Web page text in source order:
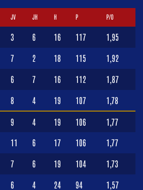
JV JH H P P/O
3 6 16 117 1,95
7 2 18 115 1,92
6 7 16 112 1,87
8 4 19 107 1,78
9 4 19 106 1,77
11 6 17 106 1,77
7 6 19 104 1,73
6 4 24 94 1,57